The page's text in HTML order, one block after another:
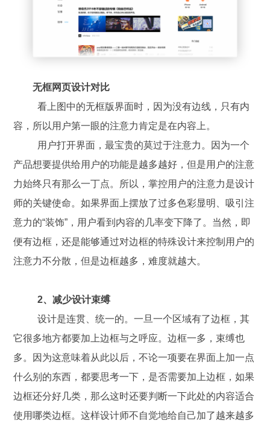
无框网页设计对比
看上图中的无框版界面时，因为没有边线，只有内
容，所以用户第一眼的注意力肯定是在内容上。
用户打开界面，最宝贵的莫过于注意力。因为一个
产品想要提供给用户的功能是越多越好，但是用户的注意
力始终只有那么一丁点。所以，掌控用户的注意力是设计
师的关键使命。如果界面上摆放了过多色彩显明、吸引注
意力的“装饰”，用户看到内容的几率变下降了。当然，即
便有边框，还是能够通过对边框的特殊设计来控制用户的
注意力不分散，但是边框越多，难度就越大。
2、减少设计束缚
设计是连贯、统一的。一旦一个区域有了边框，其
它很多地方都要加上边框与之呼应。边框一多，束缚也
多。因为这意味着从此以后，不论一项要在界面上加一点
什么别的东西，都要思考一下，是否需要加上边框，如果
边框还分好几类，那么这时还要判断一下此处的内容适合
使用哪类边框。这样设计师不自觉地给自己加了越来越多